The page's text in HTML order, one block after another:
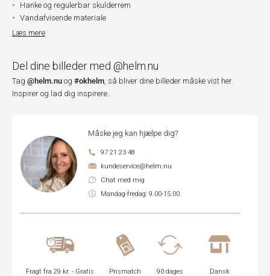
Hanke og regulerbar skulderrem
Vandafvisende materiale
Læs mere
Del dine billeder med @helm.nu
Tag @helm.nu og #okhelm, så bliver dine billeder måske vist her.
Inspirer og lad dig inspirere.
Måske jeg kan hjælpe dig?
97 21 23 48
kundeservice@helm.nu
Chat med mig
Mandag-fredag: 9.00-15.00
Fragt fra 29 kr. - Gratis
Prismatch
90 dages
Dansk